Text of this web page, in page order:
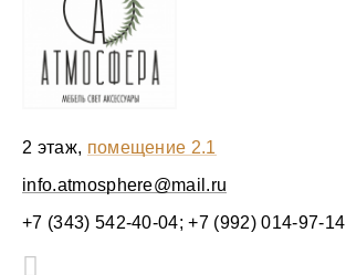
2 этаж, помещение 2.1
info.atmosphere@mail.ru
+7 (343) 542-40-04; +7 (992) 014-97-14